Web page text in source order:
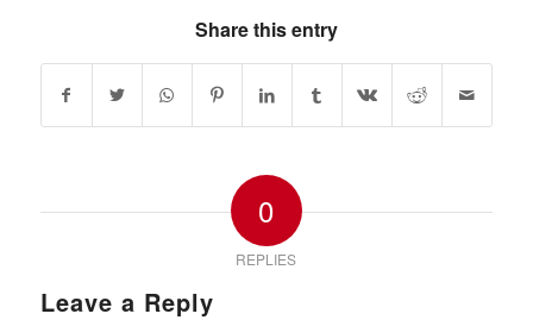
Share this entry
0
REPLIES
Leave a Reply